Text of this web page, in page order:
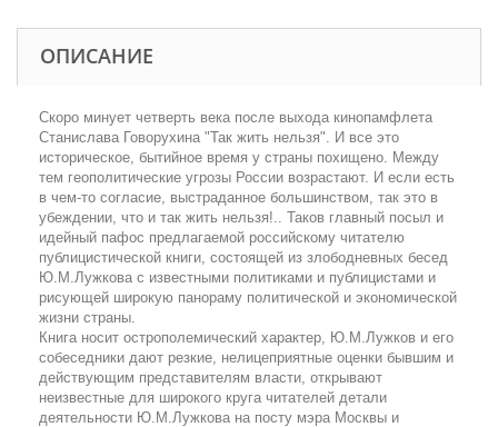
ОПИСАНИЕ
Скоро минует четверть века после выхода кинопамфлета
Станислава Говорухина "Так жить нельзя". И все это
историческое, бытийное время у страны похищено. Между
тем геополитические угрозы России возрастают. И если есть
в чем-то согласие, выстраданное большинством, так это в
убеждении, что и так жить нельзя!.. Таков главный посыл и
идейный пафос предлагаемой российскому читателю
публицистической книги, состоящей из злободневных бесед
Ю.М.Лужкова с известными политиками и публицистами и
рисующей широкую панораму политической и экономической
жизни страны.
Книга носит острополемический характер, Ю.М.Лужков и его
собеседники дают резкие, нелицеприятные оценки бывшим и
действующим представителям власти, открывают
неизвестные для широкого круга читателей детали
деятельности Ю.М.Лужкова на посту мэра Москвы и